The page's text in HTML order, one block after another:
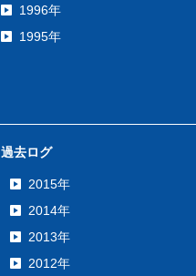
1996年
1995年
過去ログ
2015年
2014年
2013年
2012年